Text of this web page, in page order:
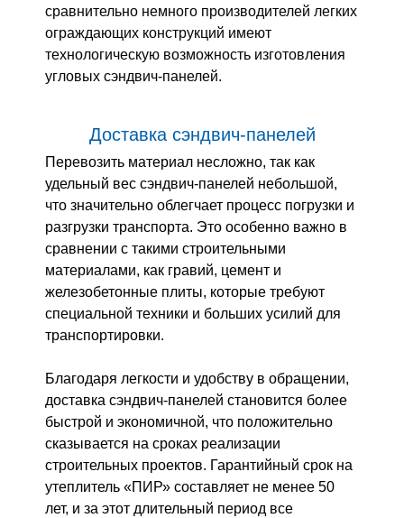
сравнительно немного производителей легких
ограждающих конструкций имеют
технологическую возможность изготовления
угловых сэндвич-панелей.
Доставка сэндвич-панелей
Перевозить материал несложно, так как
удельный вес сэндвич-панелей небольшой,
что значительно облегчает процесс погрузки и
разгрузки транспорта. Это особенно важно в
сравнении с такими строительными
материалами, как гравий, цемент и
железобетонные плиты, которые требуют
специальной техники и больших усилий для
транспортировки.
Благодаря легкости и удобству в обращении,
доставка сэндвич-панелей становится более
быстрой и экономичной, что положительно
сказывается на сроках реализации
строительных проектов. Гарантийный срок на
утеплитель «ПИР» составляет не менее 50
лет, и за этот длительный период все